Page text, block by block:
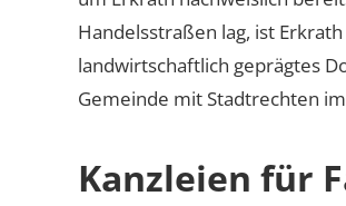
Handelsstraßen lag, ist
landwirtschaftlich geprägtes
Gemeinde mit Stadtrechten
Kanzleien für